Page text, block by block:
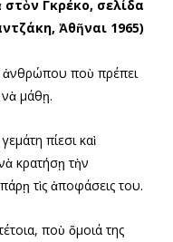
Γκρέκο, σελίδα
Ἀθῆναι 1965)
ἀνθρώπου ποὺ πρέπει
νὰ μάθῃ.
πίεσι καὶ
κρατήσῃ τὴν
τὶς ἀποφάσεις του.
ποὺ ὅμοιά της